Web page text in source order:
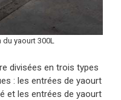
yaourt 300L
divisées en trois types
: les entrées de yaourt
et les entrées de yaourt